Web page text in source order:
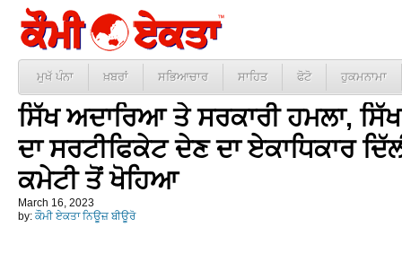
ਮੁਖੱ ਪੰਨਾ ਖ਼ਬਰਾਂ ਸਭਿਆਚਾਰ ਸਾਹਿਤ ਫੋਟੋ ਹੁਕਮਨਾਮਾ
ਸਿੱਖ ਅਦਾਰਿਆ ਤੇ ਸਰਕਾਰੀ ਹਮਲਾ,
ਦਾ ਸਰਟੀਫਿਕੇਟ ਦੇਣ ਦਾ ਏਕਾਧਿਕਾਰ
ਕਮੇਟੀ ਤੋਂ ਖੋਹਿਆ
March 16, 2023
by: ਕੌਮੀ ਏਕਤਾ ਨਿਊਜ਼ ਬੀਊਰੋ